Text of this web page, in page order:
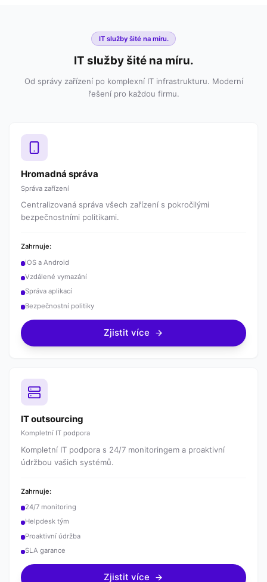
IT služby šité na míru.
IT služby šité na míru.
Od správy zařízení po komplexní IT infrastrukturu. Moderní
řešení pro každou firmu.
Hromadná správa
Správa zařízení
Centralizovaná správa všech zařízení s pokročilými
bezpečnostními politikami.
Zahrnuje:
iOS a Android
Vzdálené vymazání
Správa aplikací
Bezpečnostní politiky
Zjistit více
IT outsourcing
Kompletní IT podpora
Kompletní IT podpora s 24/7 monitoringem a proaktivní
údržbou vašich systémů.
Zahrnuje:
24/7 monitoring
Helpdesk tým
Proaktivní údržba
SLA garance
Zjistit více